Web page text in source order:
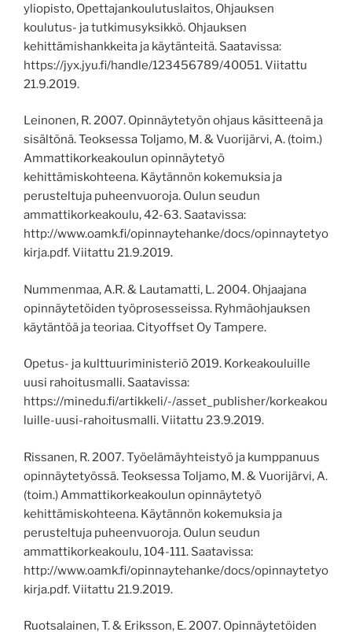
yliopisto, Opettajankoulutuslaitos, Ohjauksen
koulutus- ja tutkimusyksikkö. Ohjauksen
kehittämishankkeita ja käytänteitä. Saatavissa:
https://jyx.jyu.fi/handle/123456789/40051.Viitattu
21.9.2019.
Leinonen, R. 2007. Opinnäytetyön ohjaus käsitteenä ja
sisältönä. Teoksessa Toljamo, M. & Vuorijärvi, A. (toim.)
Ammattikorkeakoulun opinnäytetyö
kehittämiskohteena. Käytännön kokemuksia ja
perusteltuja puheenvuoroja. Oulun seudun
ammattikorkeakoulu, 42-63. Saatavissa:
http://www.oamk.fi/opinnaytehanke/docs/opinnaytetyo
kirja.pdf.Viitattu 21.9.2019.
Nummenmaa,A.R. & Lautamatti, L. 2004. Ohjaajana
opinnäytetöiden työprosesseissa. Ryhmäohjauksen
käytäntöä ja teoriaa. Cityoffset Oy Tampere.
Opetus- ja kulttuuriministeriö 2019. Korkeakouluille
uusi rahoitusmalli. Saatavissa:
https://minedu.fi/artikkeli/-/asset_publisher/korkeakou
luille-uusi-rahoitusmalli.Viitattu 23.9.2019.
Rissanen, R. 2007. Työelämäyhteistyö ja kumppanuus
opinnäytetyössä. Teoksessa Toljamo, M. & Vuorijärvi, A.
(toim.) Ammattikorkeakoulun opinnäytetyö
kehittämiskohteena. Käytännön kokemuksia ja
perusteltuja puheenvuoroja. Oulun seudun
ammattikorkeakoulu, 104-111. Saatavissa:
http://www.oamk.fi/opinnaytehanke/docs/opinnaytetyo
kirja.pdf.Viitattu 21.9.2019.
Ruotsalainen, T. & Eriksson, E. 2007. Opinnäytetöiden